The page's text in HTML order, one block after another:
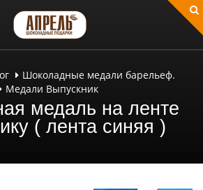
Шоколадные медали барельеф.
Медали Выпускник
медаль на ленте
( лента синяя )